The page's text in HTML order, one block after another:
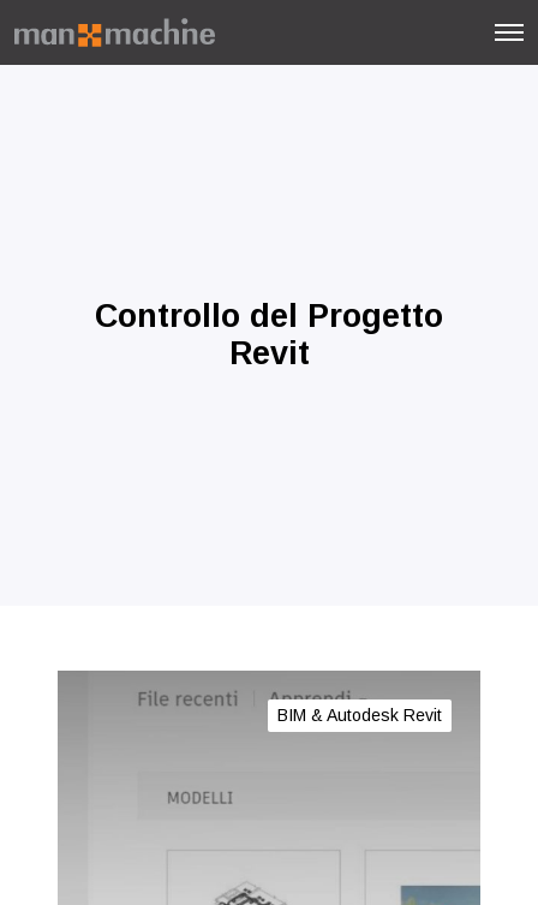
Controllo del Progetto
Revit
BIM & Autodesk Revit